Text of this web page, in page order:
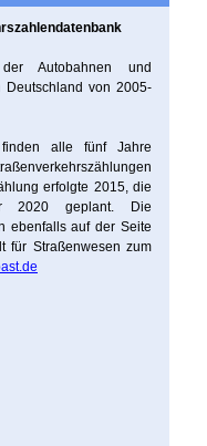
der Autobahnen und
Deutschland von 2005-
finden alle fünf Jahre
erfolgte 2015, die
2020 geplant. Die
ebenfalls auf der Seite
für Straßenwesen zum